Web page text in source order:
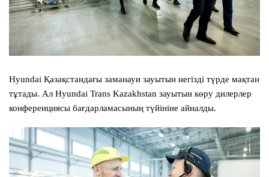
Hyundai Қазақстандағы заманауи зауытын негізді түрде мақтан
тұтады. Ал Hyundai Trans Kazakhstan зауытын көру дилерлер
конференциясы бағдарламасының түйініне айналды.